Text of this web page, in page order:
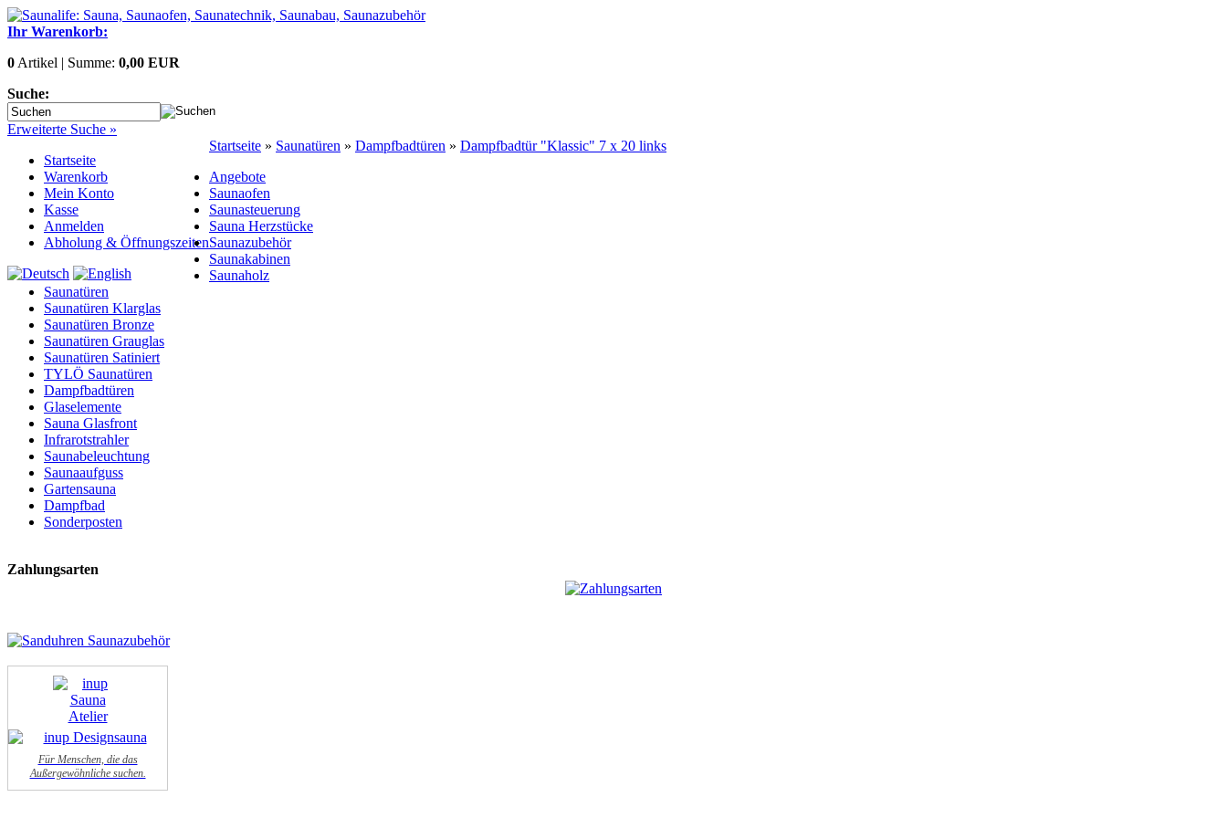
Ihr Warenkorb:
0 Artikel | Summe: 0,00 EUR
Suche:
Erweiterte Suche »
Startseite
Warenkorb
Mein Konto
Kasse
Anmelden
Abholung & Öffnungszeiten
Startseite » Saunatüren » Dampfbadtüren » Dampfbadtür "Klassic" 7 x 20 links
Angebote
Saunaofen
Saunasteuerung
Sauna Herzstücke
Saunazubehör
Saunakabinen
Saunaholz
Saunatüren
Saunatüren Klarglas
Saunatüren Bronze
Saunatüren Grauglas
Saunatüren Satiniert
TYLÖ Saunatüren
Dampfbadtüren
Glaselemente
Sauna Glasfront
Infrarotstrahler
Saunabeleuchtung
Saunaaufguss
Gartensauna
Dampfbad
Sonderposten
Zahlungsarten
Für Menschen, die das
Außergewöhnliche suchen.